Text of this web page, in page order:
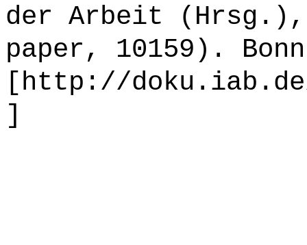
der Arbeit
paper, 10159).
[http://
]